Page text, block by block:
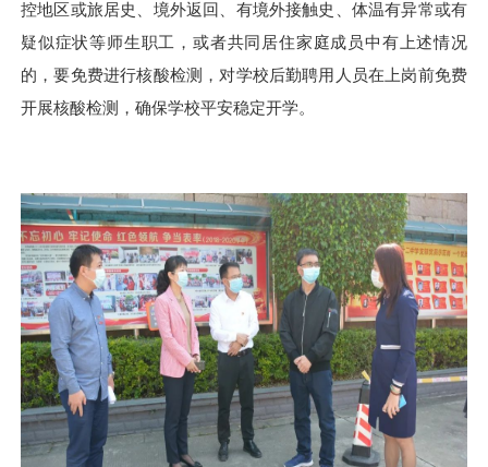
控地区或旅居史、境外返回、有境外接触史、体温有异常或有
疑似症状等师生职工，或者共同居住家庭成员中有上述情况
的，要免费进行核酸检测，对学校后勤聘用人员在上岗前免费
开展核酸检测，确保学校平安稳定开学。